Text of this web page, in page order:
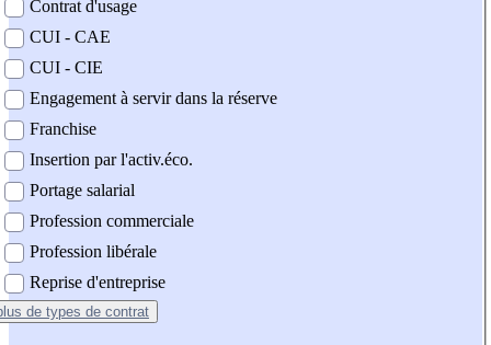
Contrat d'usage
CUI - CAE
CUI - CIE
Engagement à servir dans la réserve
Franchise
Insertion par l'activ.éco.
Portage salarial
Profession commerciale
Profession libérale
Reprise d'entreprise
de types de contrat